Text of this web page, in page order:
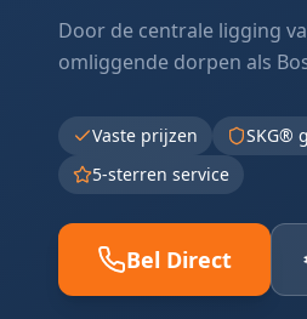
Door de centrale ligging
omliggende dorpen als
Vaste prijzen SKG®
5-sterren service
Bel Direct